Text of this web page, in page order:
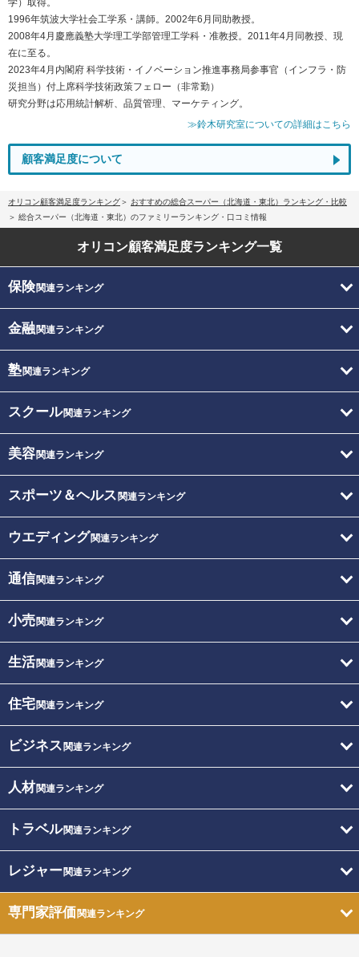
学）取得。
1996年筑波大学社会工学系・講師。2002年6月同助教授。
2008年4月慶應義塾大学理工学部管理工学科・准教授。2011年4月同教授、現
在に至る。
2023年4月内閣府 科学技術・イノベーション推進事務局参事官（インフラ・防
災担当）付上席科学技術政策フェロー（非常勤）
研究分野は応用統計解析、品質管理、マーケティング。
≫鈴木研究室についての詳細はこちら
顧客満足度について
オリコン顧客満足度ランキング
おすすめの総合スーパー（北海道・東北）ランキング・比較
総合スーパー（北海道・東北）のファミリーランキング・口コミ情報
オリコン顧客満足度ランキング一覧
保険関連ランキング
金融関連ランキング
塾関連ランキング
スクール関連ランキング
美容関連ランキング
スポーツ＆ヘルス 関連ランキング
ウエディング関連ランキング
通信関連ランキング
小売関連ランキング
生活関連ランキング
住宅関連ランキング
ビジネス 関連ランキング
人材関連ランキング
トラベル関連ランキング
レジャー関連ランキング
専門家評価関連ランキング